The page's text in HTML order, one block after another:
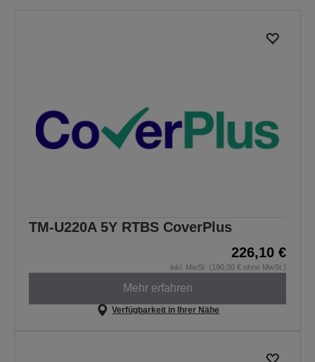
TM-U220A 5Y RTBS CoverPlus
226,10 €
inkl. MwSt. (190,00 € ohne MwSt.)
Mehr erfahren
Verfügbarkeit in Ihrer Nähe